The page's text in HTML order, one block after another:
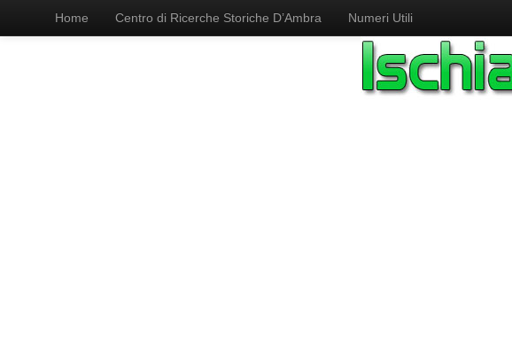
Home Centro di Ricerche Storiche D’Ambra Numeri Utili